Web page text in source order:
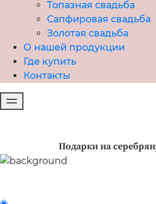
Топазная свадьба
Сапфировая свадьба
Золотая свадьба
О нашей продукции
Где купить
Контакты
Подарки на